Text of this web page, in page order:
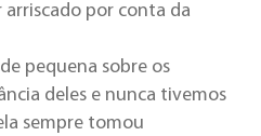
por conta da
pequena sobre os
deles e nunca tivemos
sempre tomou